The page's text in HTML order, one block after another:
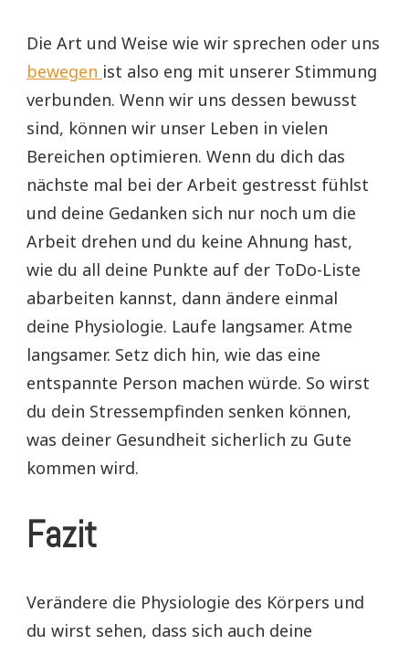
Die Art und Weise wie wir sprechen oder uns
bewegen ist also eng mit unserer Stimmung
verbunden. Wenn wir uns dessen bewusst
sind, können wir unser Leben in vielen
Bereichen optimieren. Wenn du dich das
nächste mal bei der Arbeit gestresst fühlst
und deine Gedanken sich nur noch um die
Arbeit drehen und du keine Ahnung hast,
wie du all deine Punkte auf der ToDo-Liste
abarbeiten kannst, dann ändere einmal
deine Physiologie. Laufe langsamer. Atme
langsamer. Setz dich hin, wie das eine
entspannte Person machen würde. So wirst
du dein Stressempfinden senken können,
was deiner Gesundheit sicherlich zu Gute
kommen wird.
Fazit
Verändere die Physiologie des Körpers und
du wirst sehen, dass sich auch deine